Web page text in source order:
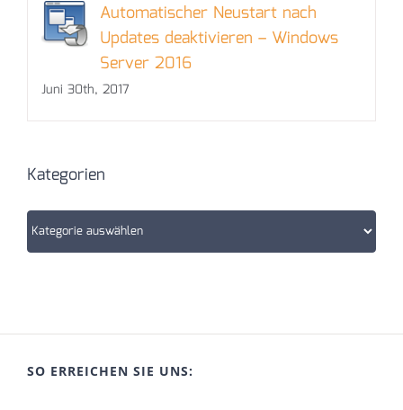
Automatischer Neustart nach
Updates deaktivieren – Windows
Server 2016
Juni 30th, 2017
Kategorien
Kategorien
SO ERREICHEN SIE UNS: